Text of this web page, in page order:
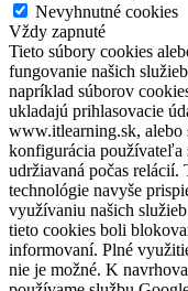
Nevyhnutné cookies
Vždy zapnuté
Tieto súbory cookies
fungovanie našich
napríklad súborov
ukladajú prihlasovacie
www.itlearning.sk, alebo
konfigurácia používateľa
udržiavaná počas relácií.
technológie navyše
využívaniu našich
tieto cookies boli
informovaní. Plné
nie je možné. K